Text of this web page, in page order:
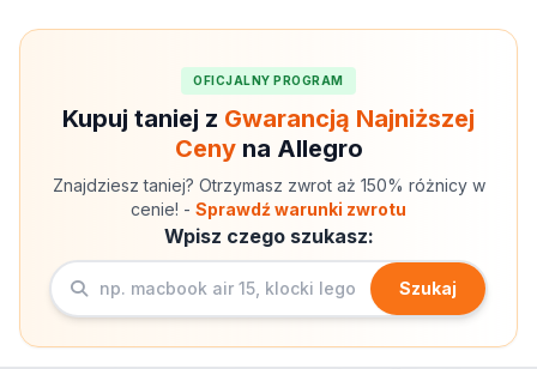
OFICJALNY PROGRAM
Kupuj taniej z Gwarancją Najniższej
Cenyna Allegro
Znajdziesz taniej? Otrzymasz zwrot aż 150% różnicy w
cenie! - Sprawdź warunki zwrotu
Wpisz czego szukasz:
Szukaj